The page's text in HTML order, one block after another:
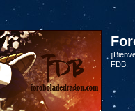
FDB.